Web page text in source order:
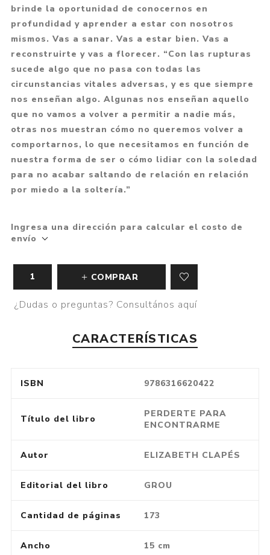
brinde la oportunidad de conocernos en
profundidad y aprender a estar con nosotros
mismos. Vas a sanar. Vas a estar bien. Vas a
reconstruirte y vas a florecer. “Con las rupturas
sucede algo que no pasa con todas las
circunstancias vitales adversas, y es que siempre
nos enseñan algo. Algunas nos enseñan aquello
que no vamos a volver a permitir a nadie más,
otras nos muestran cómo no queremos volver a
comportarnos, lo que necesitamos en función de
nuestra forma de ser o cómo lidiar con la soledad
para no acabar saltando de relación en relación
por miedo a la soltería.”
Ingresa una dirección para calcular el costo de
envío
COMPRAR
¿Dudas o preguntas? Consultános aquí
CARACTERÍSTICAS
ISBN 9786316620422
Título del libro
PERDERTE PARA
ENCONTRARME
Autor ELIZABETH CLAPÉS
Editorial del libro GROU
Cantidad de páginas 173
Ancho 15 cm